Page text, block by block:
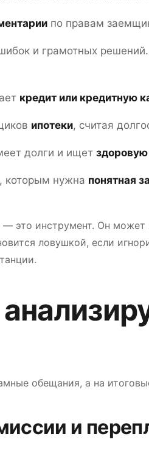
по правам
и грамотных решений.
кредит или кредитную
ипотеки, считая
долги и ищет здоровую
которым нужна понятная
это инструмент. Он может
ловушкой, если
обещания, а на
и